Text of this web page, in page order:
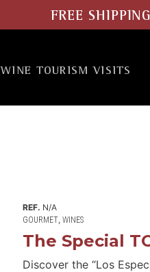
FREE
WINE TOURISM VISITS
REF. N/A
GOURMET, WINES
The Special
Discover the “Los